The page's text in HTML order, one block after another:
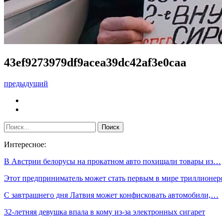
43ef9273979df9acea39dc42af3e0caa
предыдущий
Интересное:
В Австрии белорусы на прокатном авто похищали товары из…
Этот предприниматель может стать первым в мире
С завтрашнего дня Латвия может конфисковать автомобили,…
32-летняя девушка впала в кому из-за электронных сигарет